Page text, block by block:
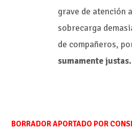
grave de atención
sobrecarga
de compañeros,
sumamente justas.
BORRADOR APORTADO POR